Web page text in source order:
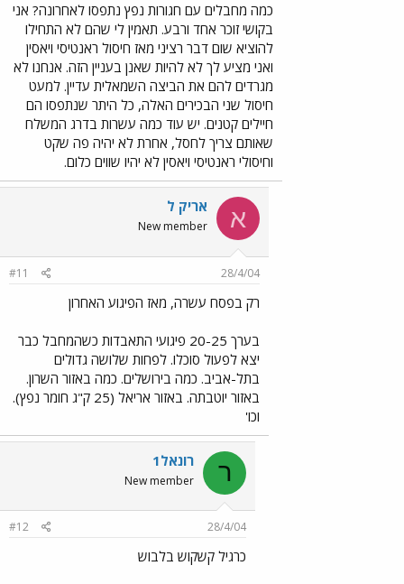
כמה מחבלים עם חגורות נפץ נתפסו לאחרונה? אני
בקושי זוכר אחד ורבע. תאמין לי שהם לא התחילו
להוציא שום דבר רציני מאז חיסול ראנטיסי ויאסין
ואני מציע לך לא להיות שאנן בעניין הזה. אנחנו לא
מגרדים להם את הביצה השמאלית עדיין. למעט
חיסול שני הבכירים האלה, כל היתר שנתפסו הם
חיילים קטנים. יש עוד כמה עשרות בדרג המשלח
שאותם צריך לחסל, אחרת לא יהיה פה שקט
וחיסולי ראנטיסי ויאסין לא יהיו שווים כלום.
א אריק ל
New member
28/4/04
#11
רק בפסח עשרה, מאז הפיגוע האחרון
בערך 20-25 פיגועי התאבדות כשהמחבל כבר
יצא לפעול סוכלו. לפחות שלושה גדולים
בתל-אביב. כמה בירושלים. כמה באזור השרון.
באזור יוטבתה. באזור אריאל (25 ק"ג חומר נפץ).
וכו'
ר רונאל1
New member
28/4/04
#12
כרגיל קשקוש בלבוש